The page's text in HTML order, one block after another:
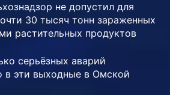
не допустил для
30 тысяч тонн зараженных
растительных продуктов
серьёзных аварий
в эти выходные в Омской